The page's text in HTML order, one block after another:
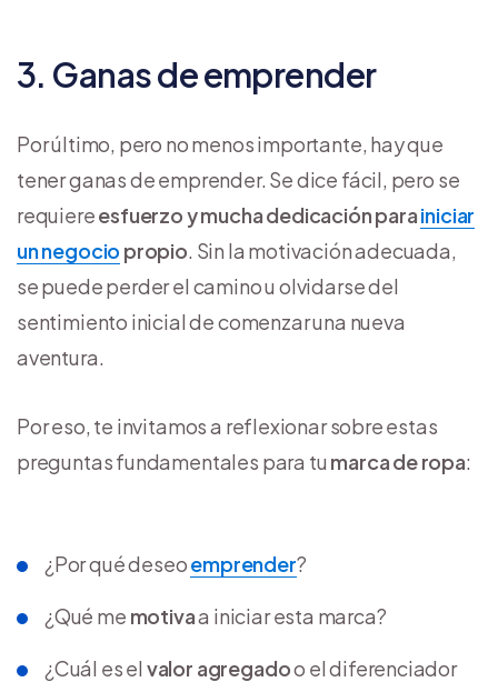
3. Ganas de emprender
Por último, pero no menos importante, hay que
tener ganas de emprender. Se dice fácil, pero se
requiereesfuerzo y mucha dedicación parainiciar
un negocio propio. Sin la motivación adecuada,
se puede perder el camino u olvidarse del
sentimiento inicial de comenzar una nueva
aventura.
Por eso, te invitamos a reflexionar sobre estas
preguntas fundamentales para tu marca de ropa:
¿Por qué deseoemprender?
¿Qué me motivaa iniciar esta marca?
¿Cuál es el valor agregadoo el diferenciador